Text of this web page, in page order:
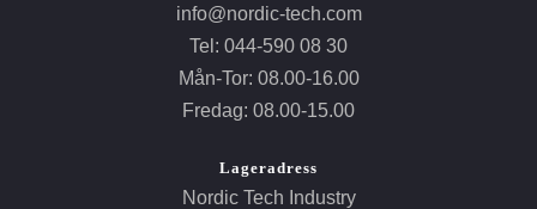
info@nordic-tech.com
Tel: 044-590 08 30
Mån-Tor: 08.00-16.00
Fredag: 08.00-15.00
Lageradress
Nordic Tech Industry